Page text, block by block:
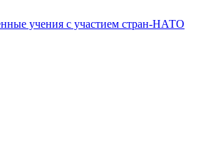
учения с участием стран-НАТО